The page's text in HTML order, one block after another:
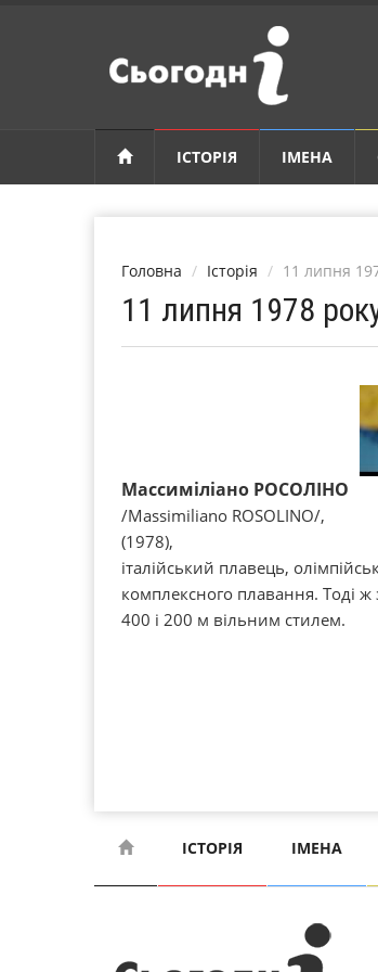
ІСТОРІЯ ІМЕНА
Головна Історія 11 липня
11 липня 1978
Массиміліано РОСОЛІНО
/Massіmіlіano ROSOLІNO/,
(1978),
італійський плавець,
комплексного плавання. Тоді
400 і 200 м вільним стилем.
ІСТОРІЯ ІМЕНА